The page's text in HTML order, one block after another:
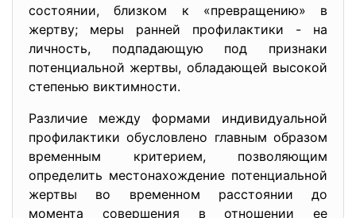
состоянии, близком к «превращению» в
жертву; меры ранней профилактики - на
личность, подпадающую под признаки
потенциальной жертвы, обладающей высокой
степенью виктимности.
Различие между формами индивидуальной
профилактики обусловлено главным образом
временным критерием, позволяющим
определить местонахождение потенциальной
жертвы во временном расстоянии до
момента совершения в отношении ее